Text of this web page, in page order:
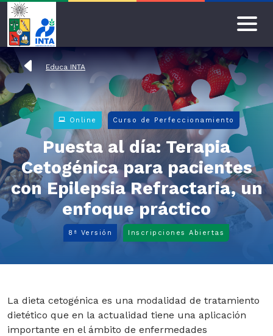
Inicio
Por
área
temática
Alimentos e
Inocuidad
Alimentaria
Calidad de vida
Envejecimiento
Genética
Nutrición y Salud
Educa INTA
Online Curso de Perfeccionamiento
Puesta al día: Terapia
Cetogénica para pacientes
con Epilepsia Refractaria, un
enfoque práctico
8ª Versión Inscripciones Abiertas
La dieta cetogénica es una modalidad de tratamiento
dietético que en la actualidad tiene una aplicación
importante en el ámbito de enfermedades